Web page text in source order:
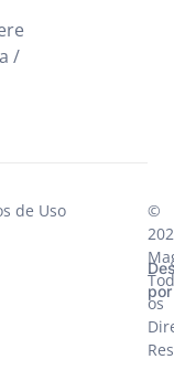
/
de Uso
©
os
por